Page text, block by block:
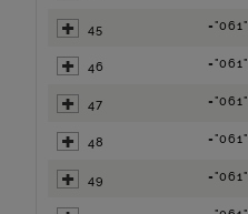
45 ="061"
46 ="061"
47 ="061"
48 ="061"
49 ="061"